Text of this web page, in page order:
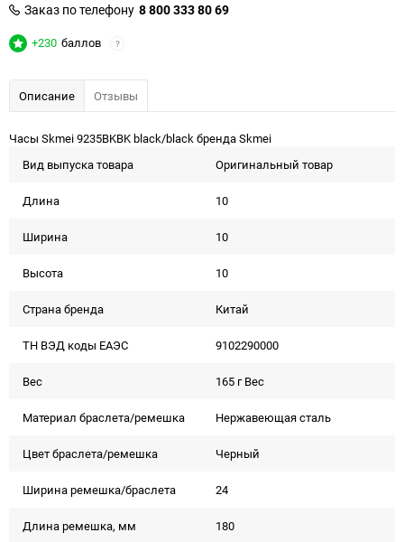
Заказ по телефону 8 800 333 80 69
+230 баллов ?
Описание Отзывы
Часы Skmei 9235BKBK black/black бренда Skmei
Вид выпуска товара
Оригинальный товар
Длина 10
Ширина 10
Высота 10
Страна бренда Китай
ТН ВЭД коды ЕАЭС 9102290000
Вес 165 г Вес
Материал браслета/ремешка Нержавеющая сталь
Цвет браслета/ремешка Черный
Ширина ремешка/браслета 24
Длина ремешка, мм 180